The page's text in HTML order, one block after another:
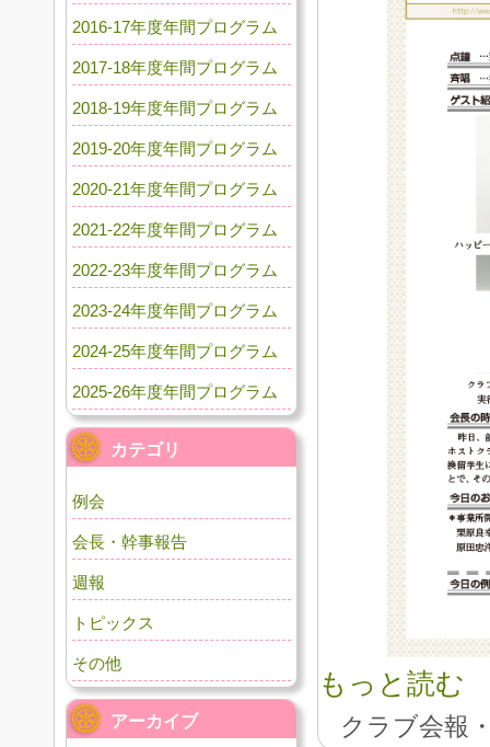
もっと読む
クラブ会報
2016-17年度年間プログラム
2017-18年度年間プログラム
2018-19年度年間プログラム
2019-20年度年間プログラム
2020-21年度年間プログラム
2021-22年度年間プログラム
2022-23年度年間プログラム
2023-24年度年間プログラム
2024-25年度年間プログラム
2025-26年度年間プログラム
カテゴリ
例会
会長・幹事報告
週報
トピックス
その他
アーカイブ